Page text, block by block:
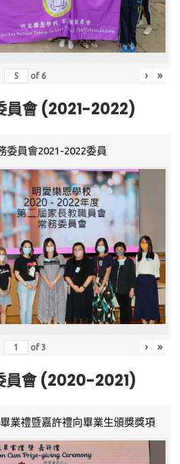
of 6 › »
員會 (2021-2022)
委員會2021-2022委員
of3 › »
員會 (2020-2021)
業禮暨嘉許禮向畢業生頒獎獎項